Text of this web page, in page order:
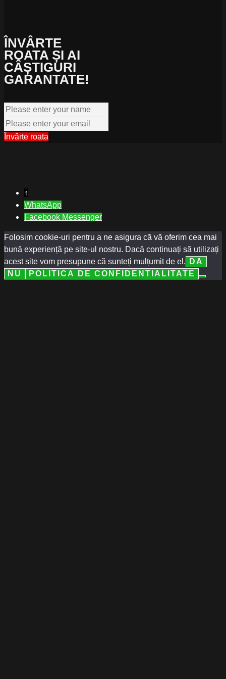
ÎNVÂRTE
ROATA ȘI AI
CÂȘTIGURI
GARANTATE!
Învârte roata
↑
WhatsApp
Facebook Messenger
Folosim cookie-uri pentru a ne asigura că vă oferim cea mai
bună experiență pe site-ul nostru. Dacă continuați să utilizați
acest site vom presupune că sunteți mulțumit de el.
DA
NU
POLITICA DE CONFIDENTIALITATE